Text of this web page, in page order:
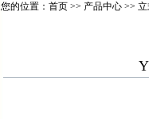
您的位置： 首页 >> 产品中心 >>